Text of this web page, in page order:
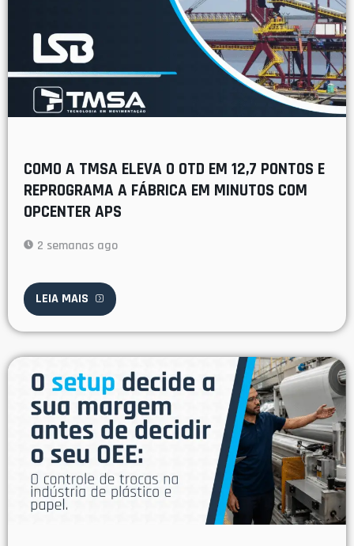
COMO A TMSA ELEVA O OTD EM 12,7 PONTOS E
REPROGRAMA A FÁBRICA EM MINUTOS COM
OPCENTER APS
2 semanas ago
LEIA MAIS